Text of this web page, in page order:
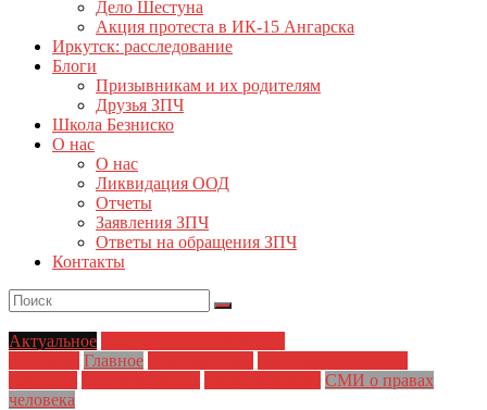
Дело Шестуна
Акция протеста в ИК-15 Ангарска
Иркутск: расследование
Блоги
Призывникам и их родителям
Друзья ЗПЧ
Школа Безниско
О нас
О нас
Ликвидация ООД
Отчеты
Заявления ЗПЧ
Ответы на обращения ЗПЧ
Контакты
Актуальное
Главное
СМИ о правах
человека